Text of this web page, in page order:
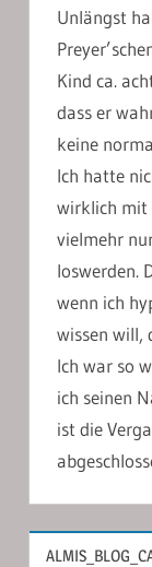
Unlängst
Kind ca.
dass er
keine
Ich hatte
wirklich mit
vielmehr
loswerden.
wenn ich
wissen will,
Ich war so
ich seinen
ist die